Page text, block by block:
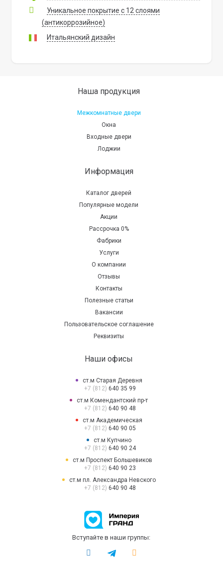
Уникальное покрытие с 12 слоями
(антикоррозийное)
Итальянский дизайн
Наша продукция
Межкомнатные двери
Окна
Входные двери
Лоджии
Информация
Каталог дверей
Популярные модели
Акции
Рассрочка 0%
Фабрики
Услуги
О компании
Отзывы
Контакты
Полезные статьи
Вакансии
Пользовательское соглашение
Реквизиты
Наши офисы
ст.м Старая Деревня
+7 (812) 640 35 99
ст.м Комендантский пр-т
+7 (812) 640 90 48
ст.м Академическая
+7 (812) 640 90 05
ст.м Купчино
+7 (812) 640 90 24
ст.м Проспект Большевиков
+7 (812) 640 90 23
ст.м пл. Александра Невского
+7 (812) 640 90 48
Вступайте в наши группы: